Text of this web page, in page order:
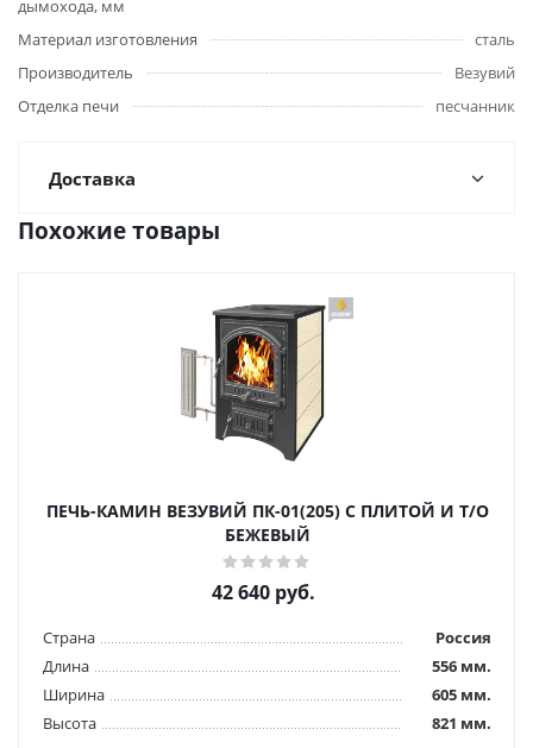
дымохода, мм
Материал изготовления
сталь
Производитель
Везувий
Отделка печи
песчанник
Доставка
Похожие товары
ПЕЧЬ-КАМИН ВЕЗУВИЙ ПК-01(205) С ПЛИТОЙ И Т/О
БЕЖЕВЫЙ
42 640руб.
Страна
Россия
Длина
556 мм.
Ширина
605 мм.
Высота
821 мм.